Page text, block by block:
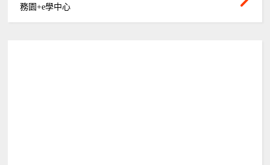
務園+e學中心